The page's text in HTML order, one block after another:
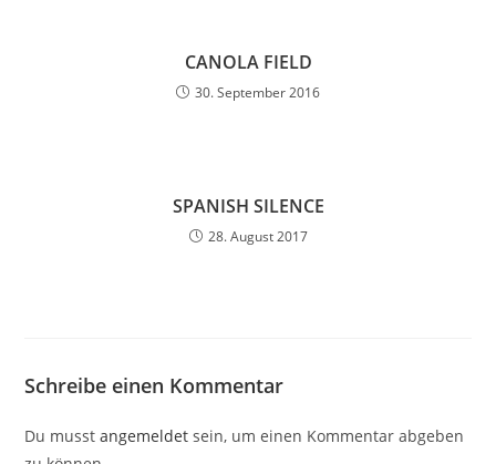
CANOLA FIELD
30. September 2016
SPANISH SILENCE
28. August 2017
Schreibe einen Kommentar
Du musstangemeldet sein, um einen Kommentar abgeben